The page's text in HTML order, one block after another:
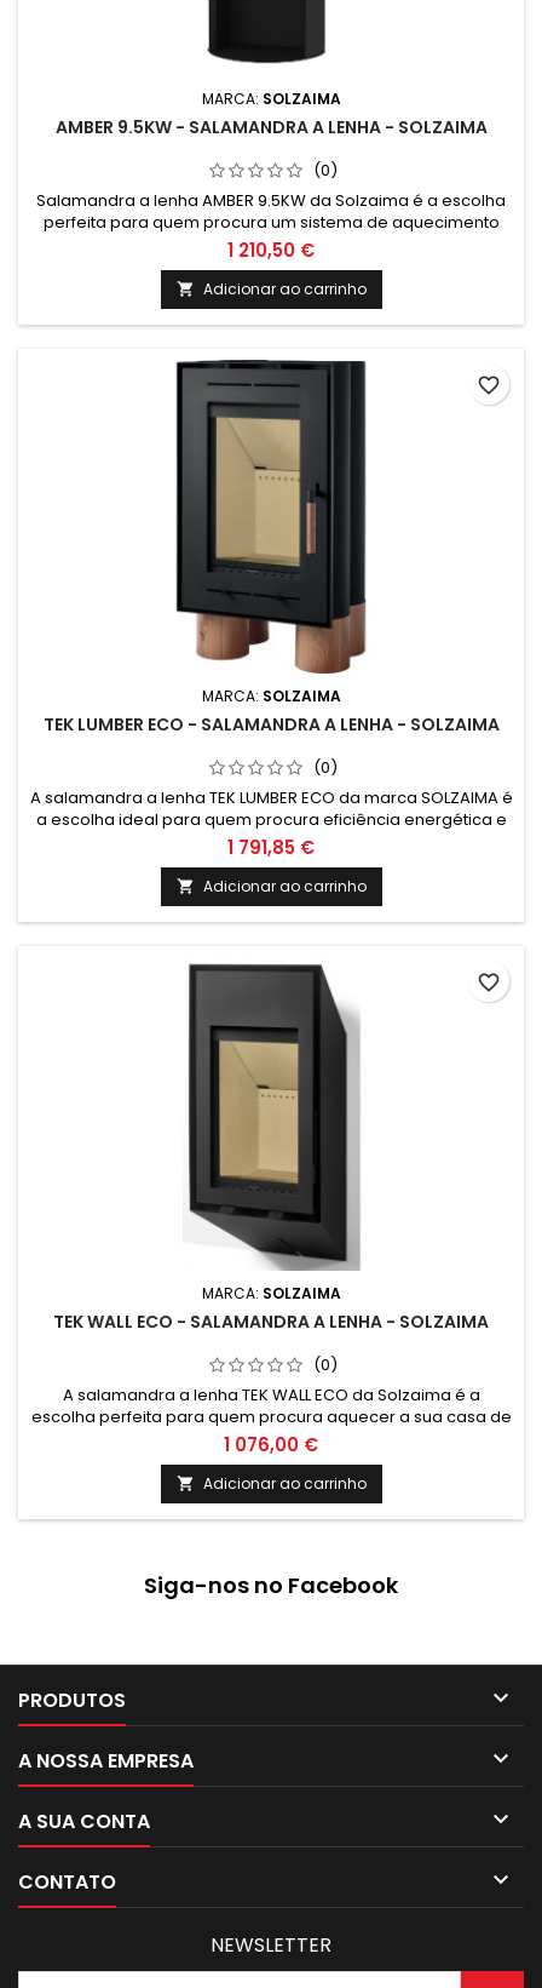
MARCA: SOLZAIMA
AMBER 9.5KW - SALAMANDRA A LENHA - SOLZAIMA
(0)
Salamandra a lenha AMBER 9.5KW da Solzaima é a escolha
perfeita para quem procura um sistema de aquecimento
eficiente e sustentável. C om design elegante e potência de
9.5KW, garante um ambiente acolhedor e confortável,
utilizando lenha como fonte de energia renovável. Ideal
para quem valoriza o conforto e a eficiência energética em
casa.
1 210,50 €
 Adicionar ao carrinho
MARCA: SOLZAIMA
TEK LUMBER ECO - SALAMANDRA A LENHA - SOLZAIMA
(0)
A salamandra a lenha TEK LUMBER ECO da marca SOLZAIMA é
a escolha ideal para quem procura eficiência energética e
design moderno. Com tecnologia inovadora, garante um
aquecimento eficaz e sustentável, tornando-se uma
solução económica e amiga do ambiente para qualquer
espaço. Garanta já o seu conforto com a Solzaima!
1 791,85 €
 Adicionar ao carrinho
favorite_border
MARCA: SOLZAIMA
TEK WALL ECO - SALAMANDRA A LENHA - SOLZAIMA
(0)
A salamandra a lenha TEK WALL ECO da Solzaima é a
escolha perfeita para quem procura aquecer a sua casa de
forma eficiente e sustentável. Com um design moderno e
tecnologia inovadora, este equipamento de climatização
garante um ambiente acolhedor e confortável, ao mesmo
tempo que contribui para a preservação do meio ambiente.
Ideal para quem valoriza a...
1 076,00 €
 Adicionar ao carrinho
favorite_border
Siga-nos no Facebook
PRODUTOS 
A NOSSA EMPRESA 
A SUA CONTA 
CONTATO 
NEWSLETTER